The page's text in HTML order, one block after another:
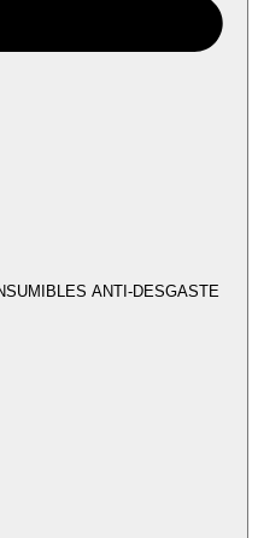
ANTI-DESGASTE